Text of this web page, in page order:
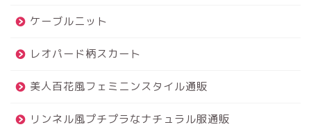
ケーブルニット
レオパード柄スカート
美人百花風フェミニンスタイル通販
リンネル風プチプラなナチュラル服通販